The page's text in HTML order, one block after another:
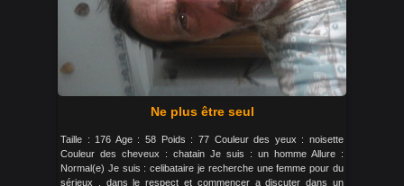
Ne plus être seul
Taille : 176 Age : 58 Poids : 77 Couleur des yeux : noisette
Couleur des cheveux : chatain Je suis : un homme Allure :
Normal(e) Je suis : celibataire je recherche une femme pour du
sérieux , dans le respect et commencer a discuter dans un